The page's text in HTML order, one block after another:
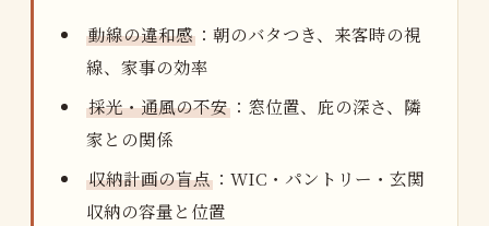
動線の違和感 ：朝のバタつき、来客時の視
線、家事の効率
採光・通風の不安 ：窓位置、庇の深さ、隣
家との関係
収納計画の盲点 ：WIC・パントリー・玄関
収納の容量と位置